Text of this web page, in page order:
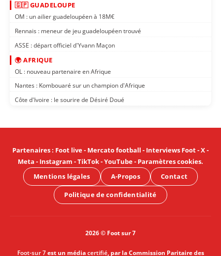
🇬🇵 GUADELOUPE
OM : un ailier guadeloupéen à 18M€
Rennais : meneur de jeu guadeloupéen trouvé
ASSE : départ officiel d'Yvann Maçon
🌍 AFRIQUE
OL : nouveau partenaire en Afrique
Nantes : Kombouaré sur un champion d'Afrique
Côte d'Ivoire : le sourire de Désiré Doué
Partenaires: Foot live- Mercato football - Interviews Foot-X-
Meta - Instagram -TikTok-YouTube- Paramètres cookies.
Mentions légales
A-Propos Contact
Politique de confidentialité
2026 © Foot sur 7
Foot-sur 7est un médiacertifié, par la Commission Paritaire des